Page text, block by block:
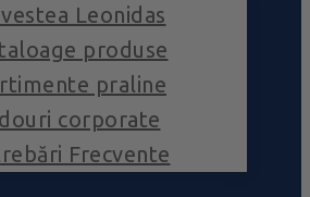
Leonidas
produse
praline
corporate
Frecvente